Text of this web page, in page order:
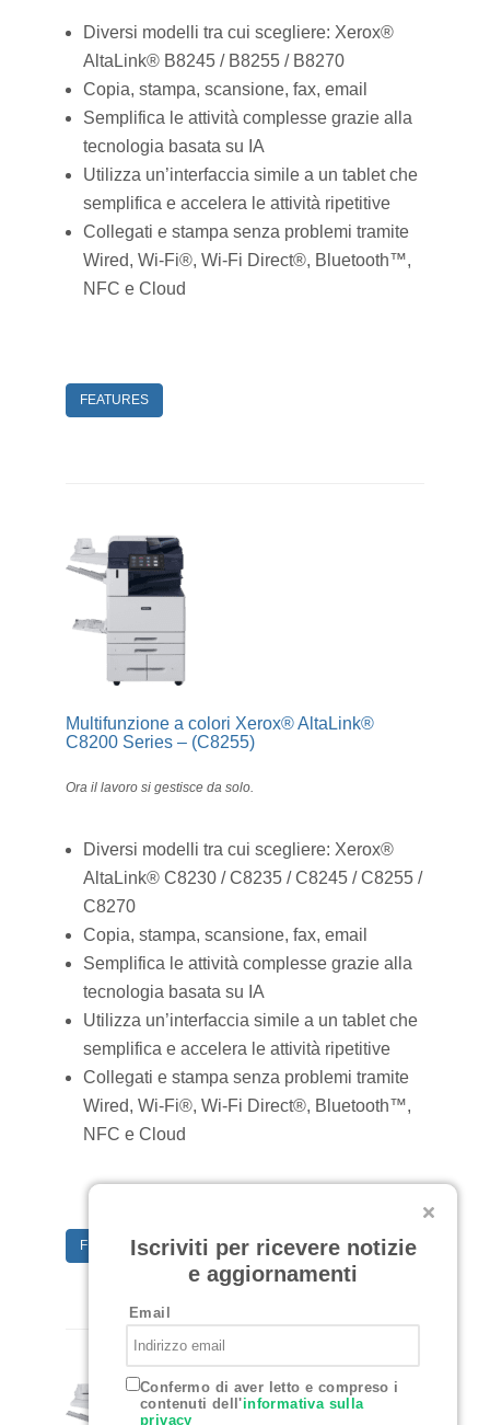
Diversi modelli tra cui scegliere: Xerox®
AltaLink® B8245 / B8255 / B8270
Copia, stampa, scansione, fax, email
Semplifica le attività complesse grazie alla
tecnologia basata su IA
Utilizza un’interfaccia simile a un tablet che
semplifica e accelera le attività ripetitive
Collegati e stampa senza problemi tramite
Wired, Wi-Fi®, Wi-Fi Direct®, Bluetooth™,
NFC e Cloud
FEATURES
Multifunzione a colori Xerox® AltaLink®
C8200 Series – (C8255)
Ora il lavoro si gestisce da solo.
Diversi modelli tra cui scegliere: Xerox®
AltaLink® C8230 / C8235 / C8245 / C8255 /
C8270
Copia, stampa, scansione, fax, email
Semplifica le attività complesse grazie alla
tecnologia basata su IA
Utilizza un’interfaccia simile a un tablet che
semplifica e accelera le attività ripetitive
Collegati e stampa senza problemi tramite
Wired, Wi-Fi®, Wi-Fi Direct®, Bluetooth™,
NFC e Cloud
FEATURESIscriviti per ricevere notizie
e aggiornamenti
Email
Confermo di aver letto e compreso i
contenuti dell'informativa sulla
privacy